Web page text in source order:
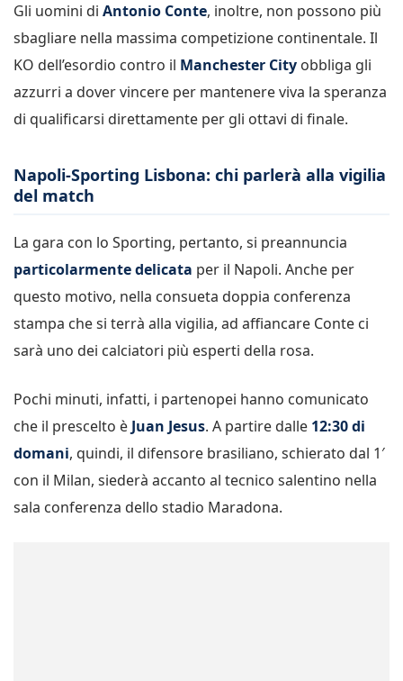
Gli uomini di Antonio Conte, inoltre, non possono più
sbagliare nella massima competizione continentale. Il
KO dell’esordio contro il Manchester City obbliga gli
azzurri a dover vincere per mantenere viva la speranza
di qualificarsi direttamente per gli ottavi di finale.
Napoli-Sporting Lisbona: chi parlerà alla vigilia
del match
La gara con lo Sporting, pertanto, si preannuncia
particolarmente delicata per il Napoli. Anche per
questo motivo, nella consueta doppia conferenza
stampa che si terrà alla vigilia, ad affiancare Conte ci
sarà uno dei calciatori più esperti della rosa.
Pochi minuti, infatti, i partenopei hanno comunicato
che il prescelto è Juan Jesus. A partire dalle 12:30 di
domani, quindi, il difensore brasiliano, schierato dal 1′
con il Milan, siederà accanto al tecnico salentino nella
sala conferenza dello stadio Maradona.